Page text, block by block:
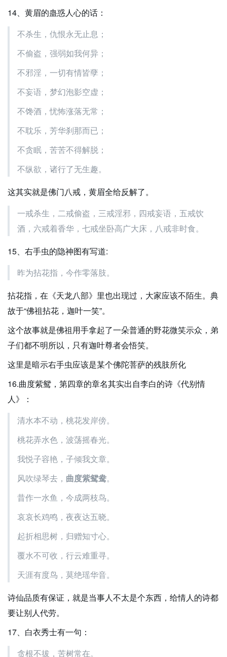
14、黄眉的蛊惑人心的话：
不杀生，仇恨永无止息；
不偷盗，强弱如我何异；
不邪淫，一切有情皆孽；
不妄语，梦幻泡影空虚；
不馋酒，忧怖涨落无常；
不耽乐，芳华刹那而已；
不贪眠，苦苦不得解脱；
不纵欲，诸行了无生趣。
这其实就是佛门八戒，黄眉全给反解了。
一戒杀生，二戒偷盗，三戒淫邪，四戒妄语，五戒饮
酒，六戒着香华，七戒坐卧高广大床，八戒非时食。
15、右手虫的隐神图有写道:
昨为拈花指，今作零落肢。
拈花指，在《天龙八部》里也出现过，大家应该不陌生。典
故于“佛祖拈花，迦叶一笑”。
这个故事就是佛祖用手拿起了一朵普通的野花微笑示众，弟
子们都不明所以，只有迦叶尊者会悟笑。
这里是暗示右手虫应该是某个佛陀菩萨的残肢所化
16.曲度紫鸳，第四章的章名其实出自李白的诗《代别情
人》：
清水本不动，桃花发岸傍。
桃花弄水色，波荡摇春光。
我悦子容艳，子倾我文章。
风吹绿琴去， 曲度紫鸳鸯。
昔作一水鱼，今成两枝鸟。
哀哀长鸡鸣，夜夜达五晓。
起折相思树，归赠知寸心。
覆水不可收，行云难重寻。
天涯有度鸟，莫绝瑶华音。
诗仙品质有保证，就是当事人不太是个东西，给情人的诗都
要让别人代劳。
17、白衣秀士有一句：
贪根不拔，苦树常在。